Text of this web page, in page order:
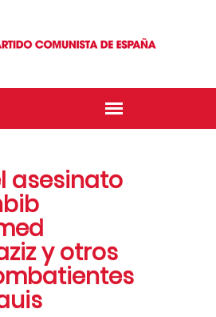
asesinato
y otros